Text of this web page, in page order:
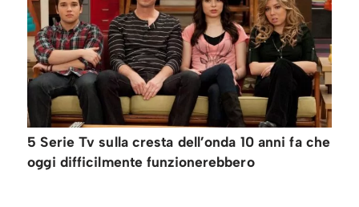
5 Serie Tv sulla cresta dell’onda 10 anni fa che
oggi difficilmente funzionerebbero